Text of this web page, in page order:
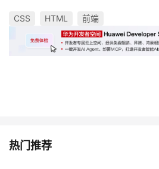
CSS HTML 前端
热门推荐